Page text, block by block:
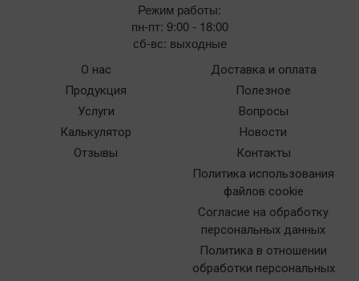
О нас
Продукция
Услуги
Калькулятор
Отзывы
Доставка и оплата
Полезное
Вопросы
Новости
Контакты
Политика использования
файлов cookie
Согласие на обработку
персональных данных
Политика в отношении
обработки персональных
Режим работы:
пн-пт: 9:00 - 18:00
сб-вс: выходные